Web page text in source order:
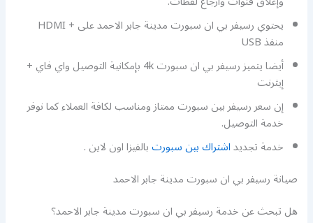
يحتوي رسيفر بي ان سبورت مدينة جابر الاحمد على + HDMI
منفذ USB
أيضا يتميز رسيفر بي ان سبورت 4k بإمكانية التوصيل واي فاي +
إيثرنت
إن سعر رسيفر بين سبورت ممتاز ومناسب لكافة العملاء كما نوفر
خدمة التوصيل.
خدمة تجديداشتراك بين سبورتبالفيزا اون لاين .
صيانة رسيفر بي ان سبورت مدينة جابر الاحمد
هل تبحث عن خدمة رسيفر بي ان سبورت مدينة جابر الاحمد؟